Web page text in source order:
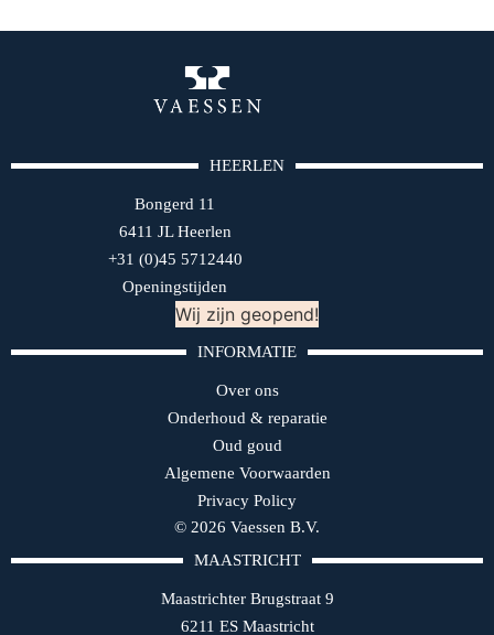
HEERLEN
Bongerd 11
6411 JL Heerlen
+31 (0)45 5712440
Openingstijden
Wij zijn geopend!
INFORMATIE
Over ons
Onderhoud & reparatie
Oud goud
Algemene Voorwaarden
Privacy Policy
© 2026 Vaessen B.V.
MAASTRICHT
Maastrichter Brugstraat 9
6211 ES Maastricht